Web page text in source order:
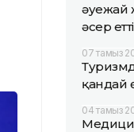
әуежай
әсер етті
07 тамыз
қандай
04 тамыз